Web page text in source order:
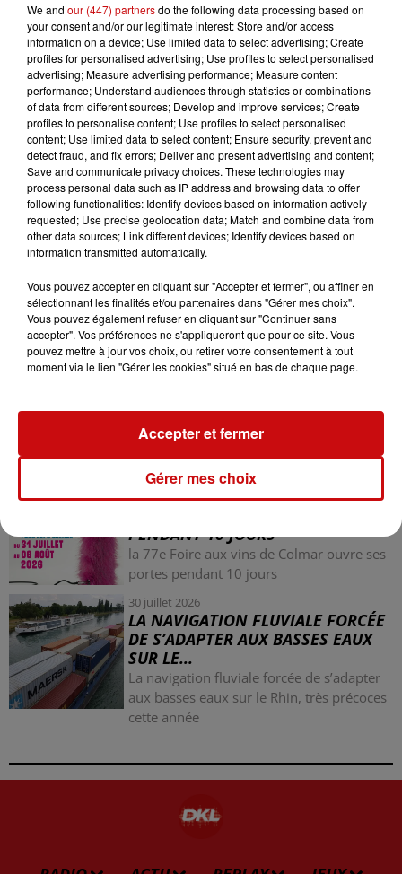
BIOBERNAI BAS-RHIN 8H VEN 15 SEP 23
LES AUTRES ACTUALITÉS
31 juillet 2026
MULHOUSE : UN HOMME
CONDAMNÉ À TROIS MOIS DE
Mulhouse : un homme condamné à trois
mois de prison avec sursis pour un salut
31 juillet 2026
LA 77E FOIRE AUX VINS DE
PENDANT 10 JOURS
la 77e Foire aux vins de Colmar ouvre ses
portes pendant 10 jours
30 juillet 2026
LA NAVIGATION FLUVIALE FORCÉE
DE S’ADAPTER AUX BASSES EAUX
SUR LE...
La navigation fluviale forcée de s’adapter
aux basses eaux sur le Rhin, très précoces
cette année
We and our (447) partnersdo the following data processing based on
your consent and/or our legitimate interest: Store and/or access
information on a device; Use limited data to select advertising; Create
profiles for personalised advertising; Use profiles to select personalised
advertising; Measure advertising performance; Measure content
performance; Understand audiences through statistics or combinations
of data from different sources; Develop and improve services; Create
profiles to personalise content; Use profiles to select personalised
content; Use limited data to select content; Ensure security, prevent and
detect fraud, and fix errors; Deliver and present advertising and content;
Save and communicate privacy choices. These technologies may
process personal data such as IP address and browsing data to offer
following functionalities: Identify devices based on information actively
requested; Use precise geolocation data; Match and combine data from
other data sources; Link different devices; Identify devices based on
information transmitted automatically.
Vous pouvez accepter en cliquant sur "Accepter et fermer", ou affiner en
sélectionnant les finalités et/ou partenaires dans "Gérer mes choix".
Vous pouvez également refuser en cliquant sur "Continuer sans
accepter". Vos préférences ne s'appliqueront que pour ce site. Vous
pouvez mettre à jour vos choix, ou retirer votre consentement à tout
moment via le lien "Gérer les cookies" situé en bas de chaque page.
Gérer mes choix
Accepter et fermer